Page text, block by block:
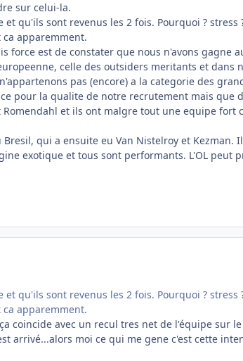
sur celui-la.
qu'ils sont revenus les 2 fois. Pourquoi ?
ca apparemment.
force est de constater que nous n'avons gagne
celle des outsiders meritants et dans
pas (encore) a la categorie des
pour la qualite de notre recrutement mais que
et ils ont malgre tout une equipe
qui a ensuite eu Van Nistelroy et Kezman.
exotique et tous sont performants. L'OL peut
qu'ils sont revenus les 2 fois. Pourquoi ?
ca apparemment.
coincide avec un recul tres net de l'équipe sur
arrivé...alors moi ce qui me gene c'est cette